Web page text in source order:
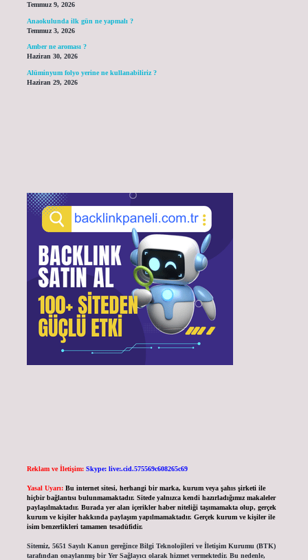
Temmuz 9, 2026
Anaokulunda ilk gün ne yapmalı ?
Temmuz 3, 2026
Amber ne aroması ?
Haziran 30, 2026
Alüminyum folyo yerine ne kullanabiliriz ?
Haziran 29, 2026
Reklam ve İletişim: Skype: live:.cid.575569c608265c69
Yasal Uyarı: Bu internet sitesi, herhangi bir marka, kurum veya şahıs şirketi ile
hiçbir bağlantısı bulunmamaktadır. Sitede yalnızca kendi hazırladığımız makaleler
paylaşılmaktadır. Burada yer alan içerikler haber niteliği taşımamakta olup, gerçek
kurum ve kişiler hakkında paylaşım yapılmamaktadır. Gerçek kurum ve kişiler ile
isim benzerlikleri tamamen tesadüfidir.
Sitemiz, 5651 Sayılı Kanun gereğince Bilgi Teknolojileri ve İletişim Kurumu (BTK)
tarafından onaylanmış bir Yer Sağlayıcı olarak hizmet vermektedir. Bu nedenle,